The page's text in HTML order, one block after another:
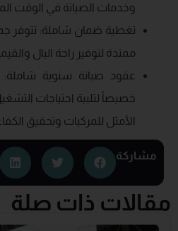
وخدمات الصيانة في الوقت
تغطية ضمان شاملة: تتوفر
ممتدة لتوفير راحة البال
عقود صيانة سنوية
خصيصاً لتلبية احتياجات
الأمثل للمركبات وتحقيق
مشاركة
مقالات ذات صلة